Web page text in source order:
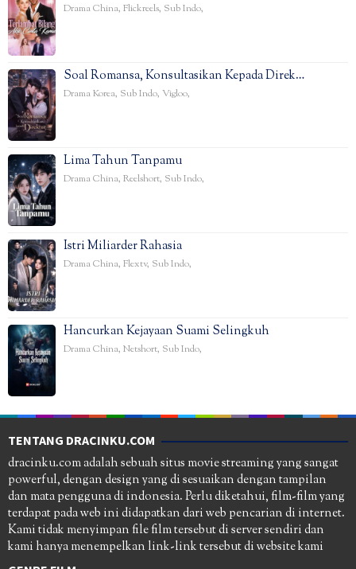
Drama China, Flickreels, Sub Indo,
Soal Romansa, Konsultasikan Kepada Direk…
Drama Korea, Sub Indo, Vigloo,
Lima Tahun Tanpamu
Drama China, Reelshort, Sub Indo,
Istri Miliarder Rahasia
Drama China, Flextv, Sub Indo,
Hancurkan Kejayaan Suami Selingkuh
Drama China, Netshort, Sub Indo,
TENTANG DRACINKU.COM
dracinku.com adalah sebuah situs movie streaming yang sangat
powerful, dengan design yang di sesuaikan dengan tampilan
dan mata pengguna di indonesia. Perlu diketahui, film-film yang
terdapat pada web ini didapatkan dari web pencarian di internet.
Kami tidak menyimpan file film tersebut di server sendiri dan
kami hanya menempelkan link-link tersebut di website kami